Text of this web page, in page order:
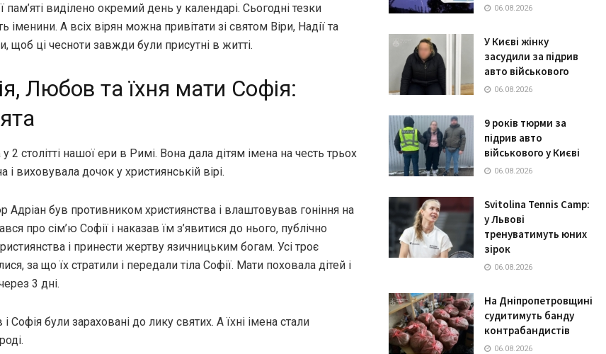
пам’яті виділено окремий день у календарі. Сьогодні тезки
іменини. А всіх вірян можна привітати зі святом Віри, Надії та
щоб ці чесноти завжди були присутні в житті.
Любов та їхня мати Софія:
2 столітті нашої ери в Римі. Вона дала дітям імена на честь трьох
і виховувала дочок у християнській вірі.
Адріан був противником християнства і влаштовував гоніння на
про сім’ю Софії і наказав їм з’явитися до нього, публічно
і принести жертву язичницьким богам. Усі троє
за що їх стратили і передали тіла Софії. Мати поховала дітей і
3 дні.
Софія були зараховані до лику святих. А їхні імена стали
06.08.2026
У Києві жінку
засудили за підрив
авто військового
06.08.2026
9 років тюрми за
підрив авто
військового у Києві
06.08.2026
Svitolina Tennis Camp:
у Львові
тренуватимуть юних
зірок
06.08.2026
На Дніпропетровщині
судитимуть банду
контрабандистів
06.08.2026